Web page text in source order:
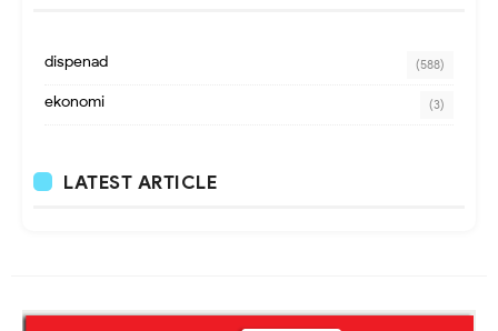
dispenad (588)
ekonomi (3)
LATEST ARTICLE